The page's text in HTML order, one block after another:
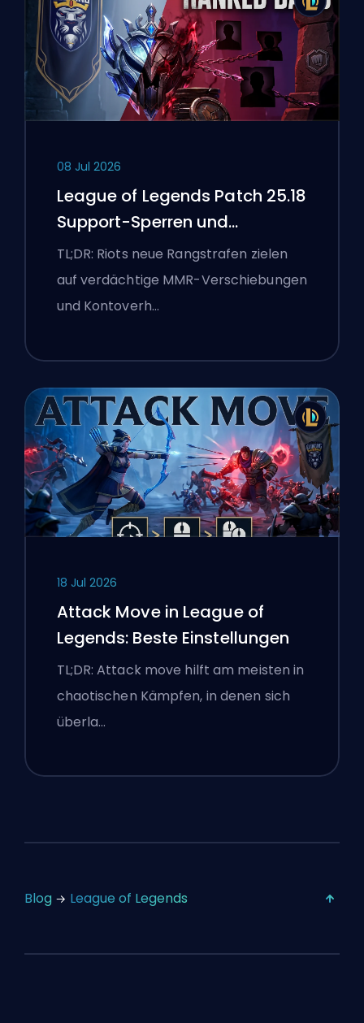
08 Jul 2026
League of Legends Patch 25.18
Support-Sperren und
Boosting-Flaggen
TL;DR: Riots neue Rangstrafen zielen
auf verdächtige MMR-Verschiebungen
und Kontoverh…
18 Jul 2026
Attack Move in League of
Legends: Beste Einstellungen
TL;DR: Attack move hilft am meisten in
chaotischen Kämpfen, in denen sich
überla…
Blog League of Legends